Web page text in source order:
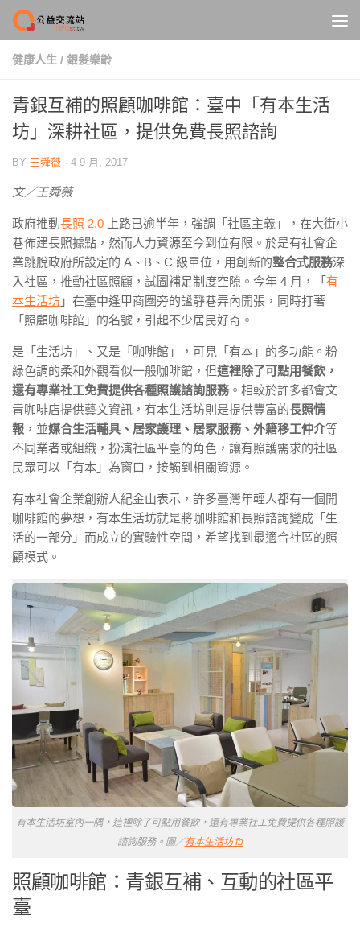
Skip to content
健康人生 / 銀髮樂齡
青銀互補的照顧咖啡館：臺中「有本生活
坊」深耕社區，提供免費長照諮詢
BY 王舜薇 · 4 9 月, 2017
文／王舜薇
政府推動長照 2.0 上路已逾半年，強調「社區主義」，在大街小
巷佈建長照據點，然而人力資源至今到位有限。於是有社會企
業跳脫政府所設定的 A、B、C 級單位，用創新的整合式服務深
入社區，推動社區照顧，試圖補足制度空隙。今年 4 月，「 有
本生活坊 」在臺中逢甲商圈旁的謐靜巷弄內開張，同時打著
「照顧咖啡館」的名號，引起不少居民好奇。
是「生活坊」、又是「咖啡館」，可見「有本」的多功能。粉
綠色調的柔和外觀看似一般咖啡館，但這裡除了可點用餐飲，
還有專業社工免費提供各種照護諮詢服務。相較於許多都會文
青咖啡店提供藝文資訊，有本生活坊則是提供豐富的長照情
報 ，並媒合生活輔具、居家護理、居家服務、外籍移工仲介等
不同業者或組織，扮演社區平臺的角色，讓有照護需求的社區
民眾可以「有本」為窗口，接觸到相關資源。
有本社會企業創辦人紀金山表示，許多臺灣年輕人都有一個開
咖啡館的夢想，有本生活坊就是將咖啡館和長照諮詢變成「生
活的一部分」而成立的實驗性空間，希望找到最適合社區的照
顧模式。
有本生活坊室內一隅，這裡除了可點用餐飲，還有專業社工免費提供各種照護
諮詢服務。圖／有本生活坊 fb
照顧咖啡館：青銀互補、互動的社區平
臺